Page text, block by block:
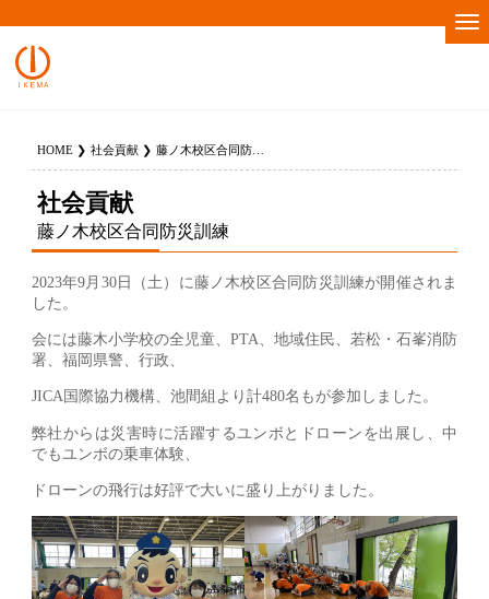
HOME 社会貢献
社会貢献
藤ノ木校区合同防災訓練
2023年9月30日（土）に藤ノ木校区合同防災訓練が開催されま
した。
会には藤木小学校の全児童、PTA、地域住民、若松・石峯消防
署、福岡県警、行政、
JICA国際協力機構、池間組より計480名もが参加しました。
弊社からは災害時に活躍するユンボとドローンを出展し、中
でもユンボの乗車体験、
ドローンの飛行は好評で大いに盛り上がりました。